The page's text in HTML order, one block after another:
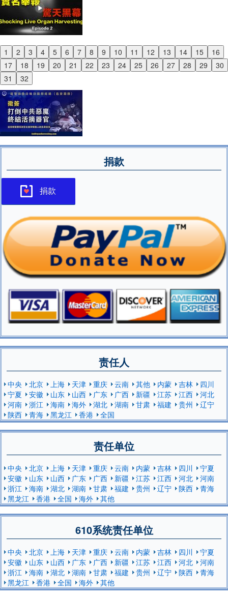
1 2 3 4 5 6 7 8 9 10 11 12 13 14 15
16
17
18 19 20 21 22 23 24 25 26 27 28 29
30
31
32
Previous
Next
捐款
捐款
责任人
中央 北京 上海 天津 重庆 云南 其他 内蒙 吉林
四川
宁夏
安徽 山东 山西 广东 广西 新疆 江苏 江西
河北
河南
浙江 海南 海外 湖北 湖南 甘肃 福建 贵州
辽宁
陕西
青海 黑龙江 香港 全国
责任单位
中央 北京 上海 天津 重庆 云南 内蒙 吉林 四川
宁夏
安徽
山东 山西 广东 广西 新疆 江苏 江西 河北
河南
浙江
海南 湖北 湖南 甘肃 福建 贵州 辽宁 陕西
青海
黑龙江
香港 全国 海外 其他
610系统责任单位
中央 北京 上海 天津 重庆 云南 内蒙 吉林 四川
宁夏
安徽
山东 山西 广东 广西 新疆 江苏 江西 河北
河南
浙江
海南 湖北 湖南 甘肃 福建 贵州 辽宁 陕西
青海
黑龙江
香港 全国 海外 其他